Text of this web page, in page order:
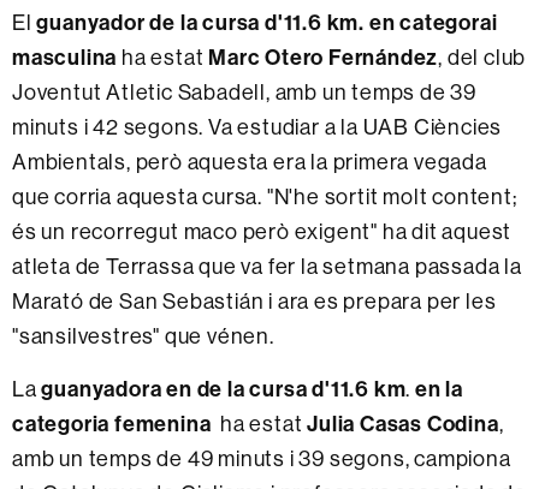
Elguanyador de la cursa d'11.6 km. en categorai
masculina ha estat Marc Otero Fernández, del club
Joventut Atletic Sabadell, amb un temps de 39
minuts i 42 segons. Va estudiar a la UAB Ciències
Ambientals, però aquesta era la primera vegada
que corria aquesta cursa. "N'he sortit molt content;
és un recorregut maco però exigent" ha dit aquest
atleta de Terrassa que va fer la setmana passada la
Marató de San Sebastián i ara es prepara per les
"sansilvestres" que vénen.
Laguanyadora en de la cursa d'11.6 km.en la
categoria femenina ha estatJulia Casas Codina,
amb un temps de 49 minuts i 39 segons, campiona